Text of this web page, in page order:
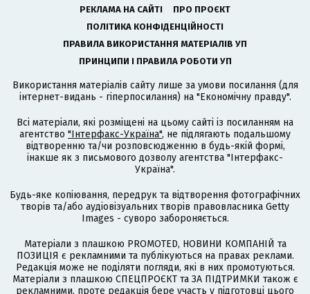
РЕКЛАМА НА САЙТІ
ПРО ПРОЄКТ
ПОЛІТИКА КОНФІДЕНЦІЙНОСТІ
ПРАВИЛА ВИКОРИСТАННЯ МАТЕРІАЛІВ УП
ПРИНЦИПИ І ПРАВИЛА РОБОТИ УП
Використання матеріалів сайту лише за умови посилання (для
інтернет-видань - гіперпосилання) на "Економічну правду".
Всі матеріали, які розміщені на цьому сайті із посиланням на
агентство "Інтерфакс-Україна", не підлягають подальшому
відтворенню та/чи розповсюдженню в будь-якій формі,
інакше як з письмового дозволу агентства "Інтерфакс-
Україна".
Будь-яке копіювання, передрук та відтворення фотографічних
творів та/або аудіовізуальних творів правовласника Getty
Images - суворо забороняється.
Матеріали з плашкою PROMOTED, НОВИНИ КОМПАНІЙ та
ПОЗИЦІЯ є рекламними та публікуються на правах реклами.
Редакція може не поділяти погляди, які в них промотуються.
Матеріали з плашкою СПЕЦПРОЄКТ та ЗА ПІДТРИМКИ також є
рекламними, проте редакція бере участь у підготовці цього